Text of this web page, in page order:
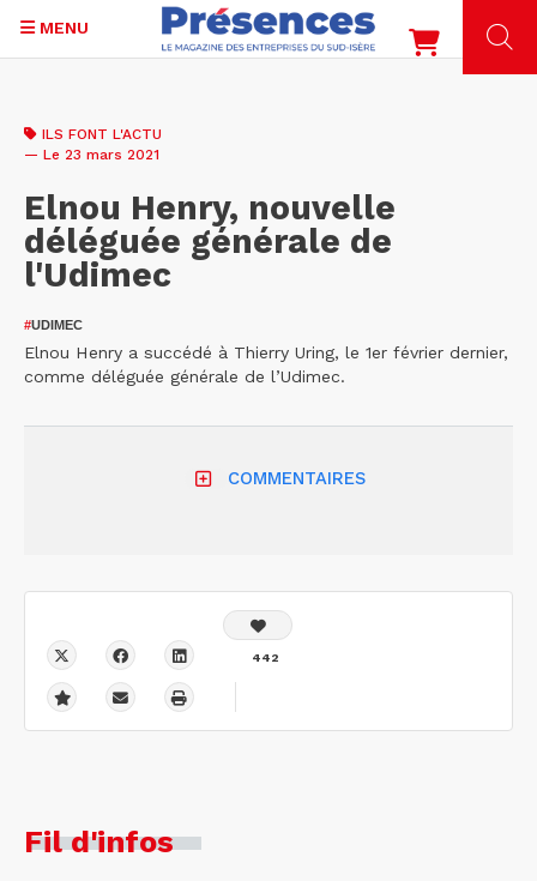
contenu
MENU
ILS FONT L'ACTU
— Le 23 mars 2021
Elnou Henry, nouvelle
déléguée générale de
l'Udimec
#UDIMEC
Elnou Henry a succédé à Thierry Uring, le 1er février dernier,
comme déléguée générale de l’Udimec.
COMMENTAIRES
442
Fil d'infos